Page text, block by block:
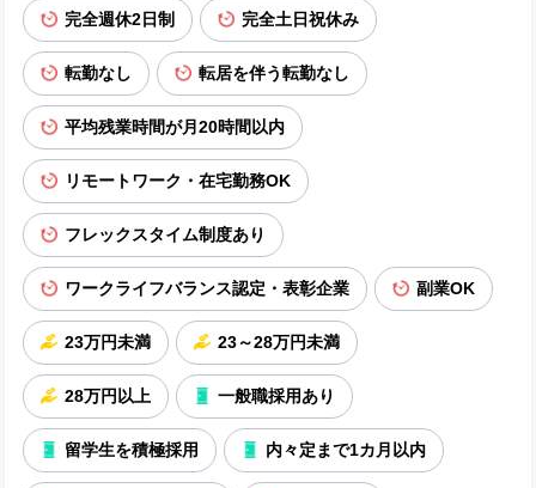
完全週休2日制 完全土日祝休み
転勤なし 転居を伴う転勤なし
平均残業時間が月20時間以内
リモートワーク・在宅勤務OK
フレックスタイム制度あり
ワークライフバランス認定・表彰企業 副業OK
23万円未満 23～28万円未満
28万円以上 一般職採用あり
留学生を積極採用 内々定まで1カ月以内